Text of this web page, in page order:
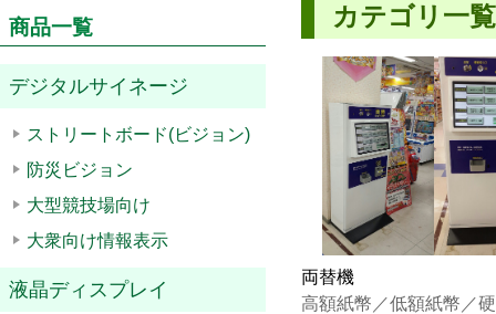
カテゴリ一
両替機
高額紙幣／低額紙幣／
商品一覧
デジタルサイネージ
ストリートボード(ビジョン)
防災ビジョン
大型競技場向け
大衆向け情報表示
液晶ディスプレイ